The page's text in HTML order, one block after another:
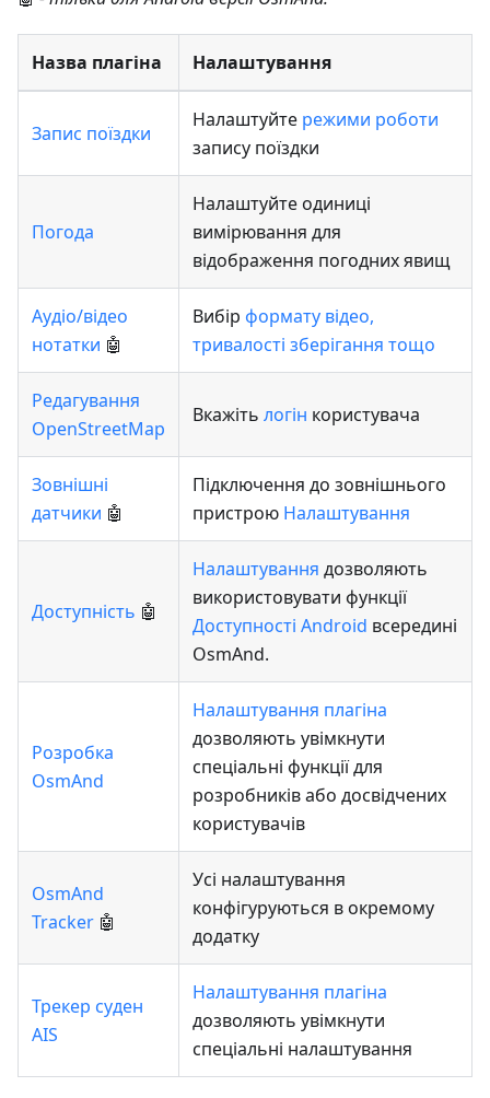
Назва плагіна Налаштування
Запис поїздки
Налаштуйте режими роботи
запису поїздки
Погода
Налаштуйте одиниці
вимірювання для
відображення погодних явищ
Аудіо/відео
нотатки 🤖
Вибір формату відео,
тривалості зберігання тощо
Редагування
OpenStreetMap
Вкажіть логін користувача
Зовнішні
датчики 🤖
Підключення до зовнішнього
пристрою Налаштування
Доступність 🤖
Налаштування дозволяють
використовувати функції
Доступності Android всередині
OsmAnd.
Розробка
OsmAnd
Налаштування плагіна
дозволяють увімкнути
спеціальні функції для
розробників або досвідчених
користувачів
OsmAnd
Tracker 🤖
Усі налаштування
конфігуруються в окремому
додатку
Трекер суден
AIS
Налаштування плагіна
дозволяють увімкнути
спеціальні налаштування